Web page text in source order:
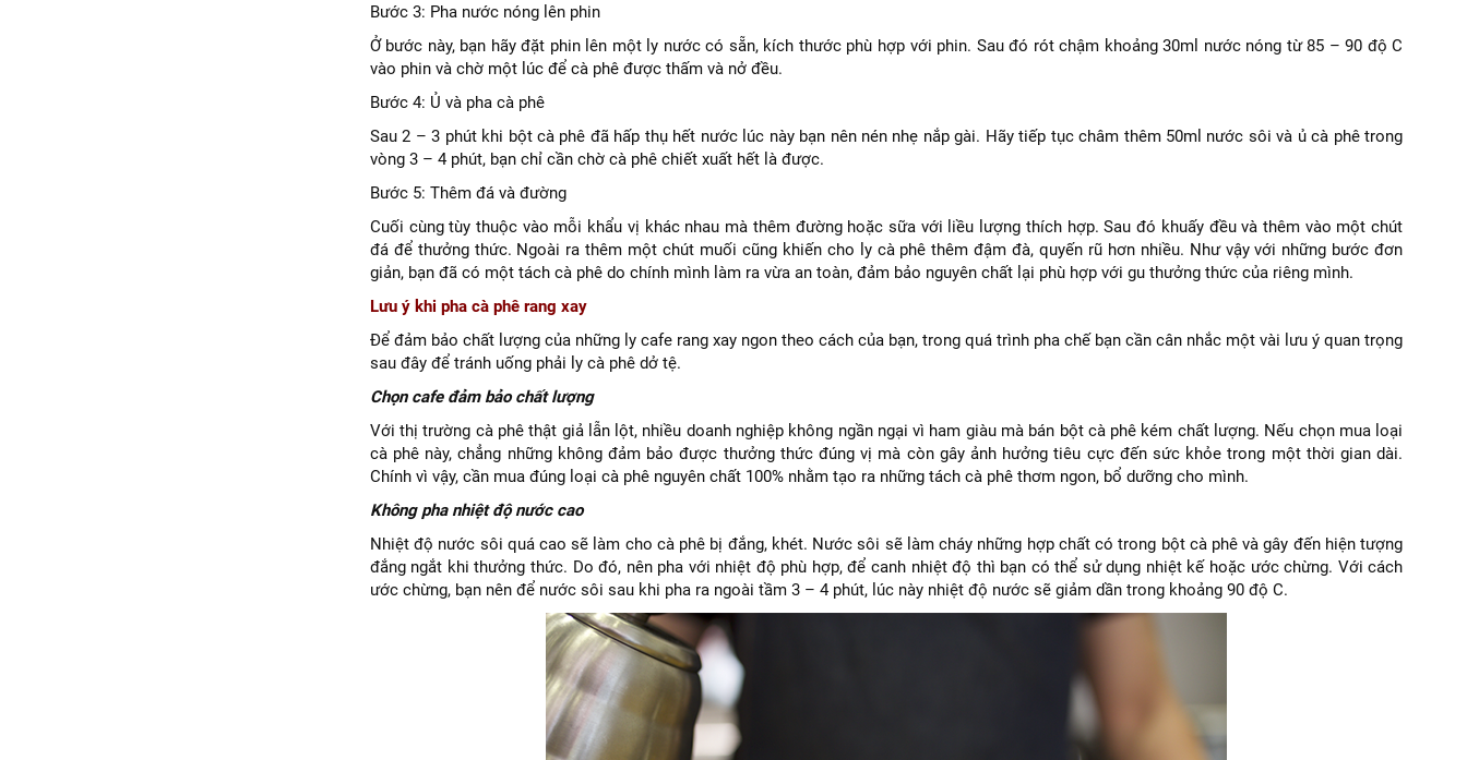
Bước 3: Pha nước nóng lên phin
Ở bước này, bạn hãy đặt phin lên một ly nước có sẵn, kích thước phù hợp với phin. Sau đó rót chậm khoảng 30ml nước nóng từ 85 – 90 độ C
vào phin và chờ một lúc để cà phê được thấm và nở đều.
Bước 4: Ủ và pha cà phê
Sau 2 – 3 phút khi bột cà phê đã hấp thụ hết nước lúc này bạn nên nén nhẹ nắp gài. Hãy tiếp tục châm thêm 50ml nước sôi và ủ cà phê trong
vòng 3 – 4 phút, bạn chỉ cần chờ cà phê chiết xuất hết là được.
Bước 5: Thêm đá và đường
Cuối cùng tùy thuộc vào mỗi khẩu vị khác nhau mà thêm đường hoặc sữa với liều lượng thích hợp. Sau đó khuấy đều và thêm vào một chút
đá để thưởng thức. Ngoài ra thêm một chút muối cũng khiến cho ly cà phê thêm đậm đà, quyến rũ hơn nhiều. Như vậy với những bước đơn
giản, bạn đã có một tách cà phê do chính mình làm ra vừa an toàn, đảm bảo nguyên chất lại phù hợp với gu thưởng thức của riêng mình.
Lưu ý khi pha cà phê rang xay
Để đảm bảo chất lượng của những ly cafe rang xay ngon theo cách của bạn, trong quá trình pha chế bạn cần cân nhắc một vài lưu ý quan trọng
sau đây để tránh uống phải ly cà phê dở tệ.
Chọn cafe đảm bảo chất lượng
Với thị trường cà phê thật giả lẫn lột, nhiều doanh nghiệp không ngần ngại vì ham giàu mà bán bột cà phê kém chất lượng. Nếu chọn mua loại
cà phê này, chẳng những không đảm bảo được thưởng thức đúng vị mà còn gây ảnh hưởng tiêu cực đến sức khỏe trong một thời gian dài.
Chính vì vậy, cần mua đúng loại cà phê nguyên chất 100% nhằm tạo ra những tách cà phê thơm ngon, bổ dưỡng cho mình.
Không pha nhiệt độ nước cao
Nhiệt độ nước sôi quá cao sẽ làm cho cà phê bị đắng, khét. Nước sôi sẽ làm cháy những hợp chất có trong bột cà phê và gây đến hiện tượng
đắng ngắt khi thưởng thức. Do đó, nên pha với nhiệt độ phù hợp, để canh nhiệt độ thì bạn có thể sử dụng nhiệt kế hoặc ước chừng. Với cách
ước chừng, bạn nên để nước sôi sau khi pha ra ngoài tầm 3 – 4 phút, lúc này nhiệt độ nước sẽ giảm dần trong khoảng 90 độ C.